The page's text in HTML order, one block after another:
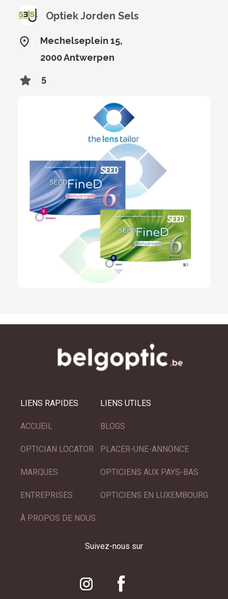
Optiek Jorden Sels
Mechelseplein 15,
2000 Antwerpen
5
LIENS RAPIDES
ACCUEIL
OPTICIAN LOCATOR
MARQUES
ENTREPRISES
À PROPOS DE NOUS
LIENS UTILES
BLOGS
PLACER-UNE-ANNONCE
OPTICIENS AUX PAYS-BAS
OPTICIENS EN LUXEMBOURG
Suivez-nous sur